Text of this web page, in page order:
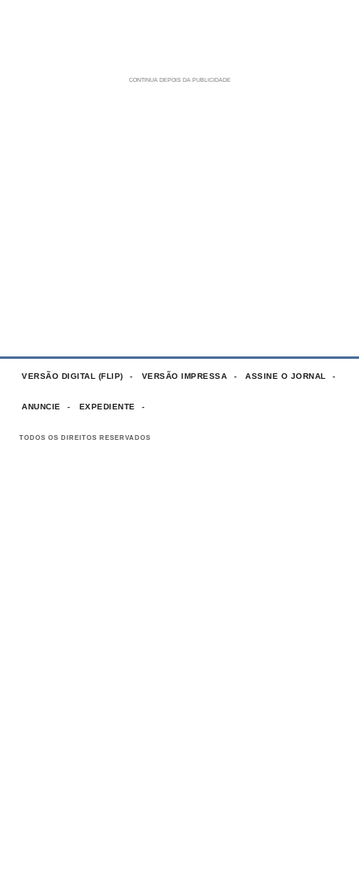
VERSÃO DIGITAL (FLIP) VERSÃO IMPRESSA ASSINE O JORNAL
ANUNCIE EXPEDIENTE
TODOS OS DIREITOS RESERVADOS